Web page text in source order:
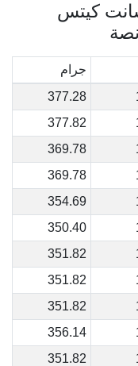
كيتس
جرام
377.28
377.82
369.78
369.78
354.69
350.40
351.82
351.82
351.82
356.14
351.82